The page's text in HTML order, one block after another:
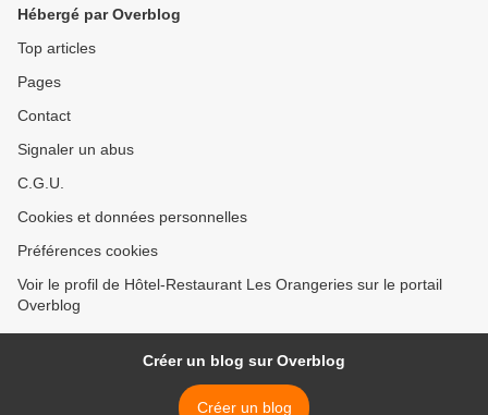
Hébergé par Overblog
Top articles
Pages
Contact
Signaler un abus
C.G.U.
Cookies et données personnelles
Préférences cookies
Voir le profil de Hôtel-Restaurant Les Orangeries sur le portail
Overblog
Créer un blog sur Overblog
Créer un blog